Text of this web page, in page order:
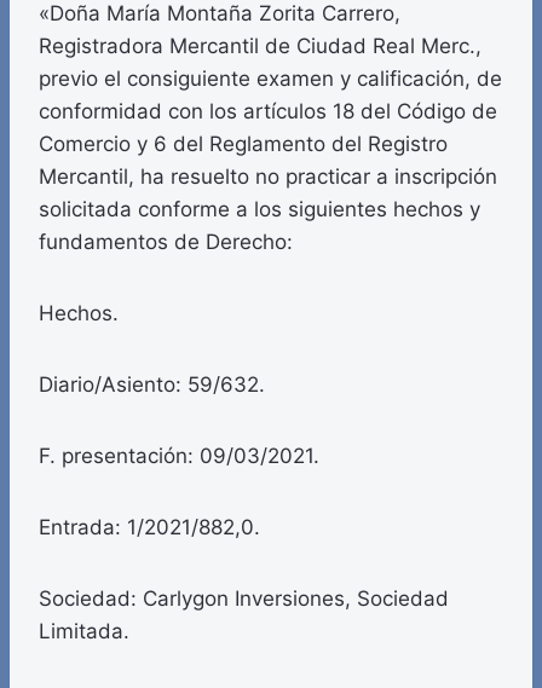
«Doña María Montaña Zorita Carrero,
Registradora Mercantil de Ciudad Real Merc.,
previo el consiguiente examen y calificación, de
conformidad con los artículos 18 del Código de
Comercio y 6 del Reglamento del Registro
Mercantil, ha resuelto no practicar a inscripción
solicitada conforme a los siguientes hechos y
fundamentos de Derecho:
Hechos.
Diario/Asiento: 59/632.
F. presentación: 09/03/2021.
Entrada: 1/2021/882,0.
Sociedad: Carlygon Inversiones, Sociedad
Limitada.